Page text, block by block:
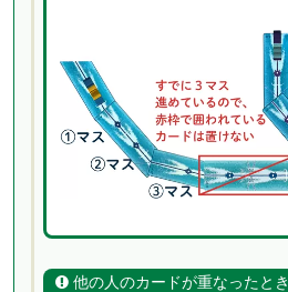
他の人のカードが重なったとき